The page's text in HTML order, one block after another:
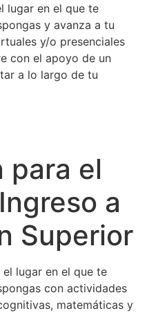
lugar en el que te
y avanza a tu
y/o presenciales
con el apoyo de un
a lo largo de tu
para el
a
Superior
lugar en el que te
con actividades
matemáticas y